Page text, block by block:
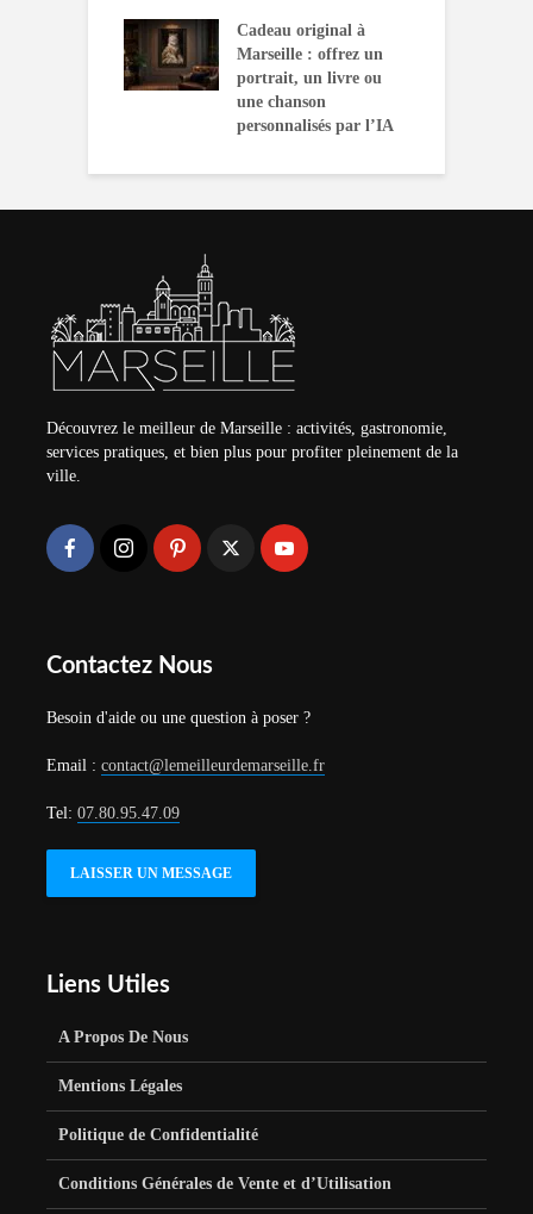
Cadeau original à
Marseille : offrez un
portrait, un livre ou
une chanson
personnalisés par l’IA
Découvrez le meilleur de Marseille : activités, gastronomie,
services pratiques, et bien plus pour profiter pleinement de la
ville.
Contactez Nous
Besoin d'aide ou une question à poser ?
Email : contact@lemeilleurdemarseille.fr
Tel: 07.80.95.47.09
LAISSER UN MESSAGE
Liens Utiles
A Propos De Nous
Mentions Légales
Politique de Confidentialité
Conditions Générales de Vente et d’Utilisation